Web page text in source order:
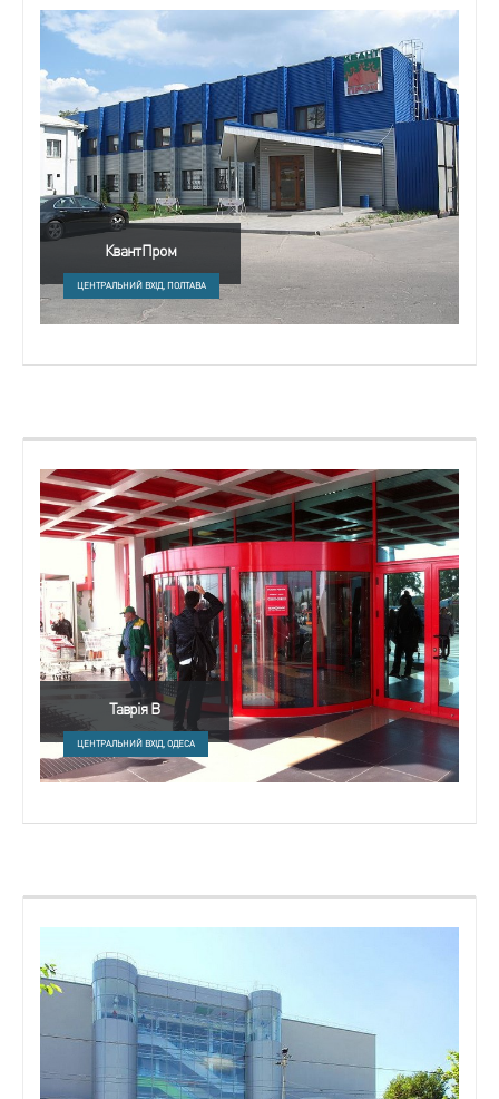
КвантПром
ЦЕНТРАЛЬНИЙ ВХІД, ПОЛТАВА
Таврія В
ЦЕНТРАЛЬНИЙ ВХІД, ОДЕСА